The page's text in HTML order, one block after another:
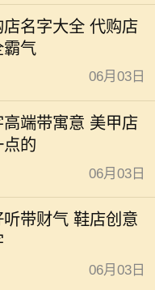
名字大全 代购店
霸气
06月03日
端带寓意 美甲店
的
06月03日
带财气 鞋店创意
06月03日